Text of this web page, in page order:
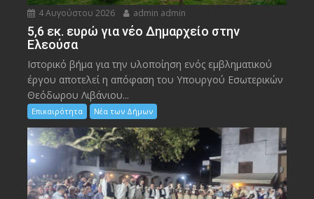
4 Αυγούστου 2026 admin admin
5,6 εκ. ευρώ για νέο Δημαρχείο στην
Ελεούσα
Ιστορικό βήμα για την υλοποίηση ενός εμβληματικού
έργου αποτελεί η απόφαση του Υπουργού Εσωτερικών
Θεόδωρου Λιβάνιου...
Επικαιρότητα Νέα των Δήμων